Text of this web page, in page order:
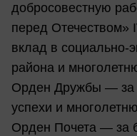
добросовестную
перед Отечеством»
вклад в социально-
района и
Орден Дружбы — за
успехи и
Орден Почета — за